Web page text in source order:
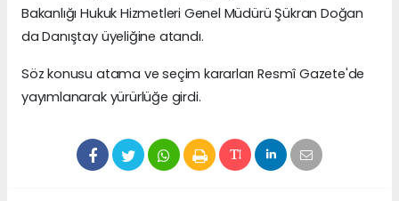
Bakanlığı Hukuk Hizmetleri Genel Müdürü Şükran Doğan
da Danıştay üyeliğine atandı.
Söz konusu atama ve seçim kararları Resmî Gazete'de
yayımlanarak yürürlüğe girdi.